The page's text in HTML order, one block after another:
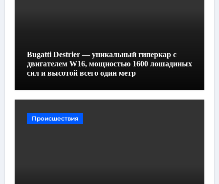
Bugatti Destrier — уникальный гиперкар с
двигателем W16, мощностью 1600 лошадиных
сил и высотой всего один метр
Происшествия